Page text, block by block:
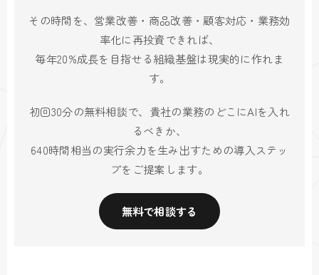
その時間を、営業改善・商品改善・顧客対応・業務効
率化に再投資できれば、
毎年20%成長を目指せる組織基盤は現実的に作れま
す。
初回30分の無料相談で、貴社の業務のどこにAIを入れ
るべきか、
640時間相当の実行余力を生み出すための導入ステッ
プをご提案します。
無料で相談する